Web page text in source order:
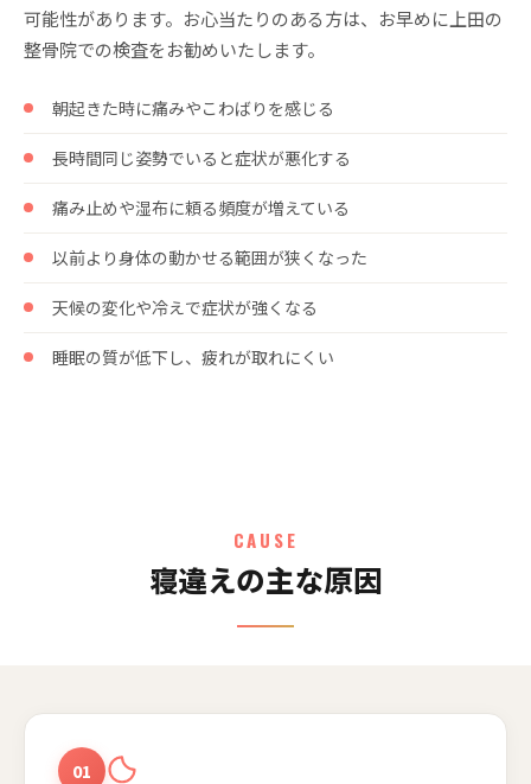
可能性があります。お心当たりのある方は、お早めに上田の
整骨院での検査をお勧めいたします。
朝起きた時に痛みやこわばりを感じる
長時間同じ姿勢でいると症状が悪化する
痛み止めや湿布に頼る頻度が増えている
以前より身体の動かせる範囲が狭くなった
天候の変化や冷えで症状が強くなる
睡眠の質が低下し、疲れが取れにくい
CAUSE
寝違えの主な原因
01